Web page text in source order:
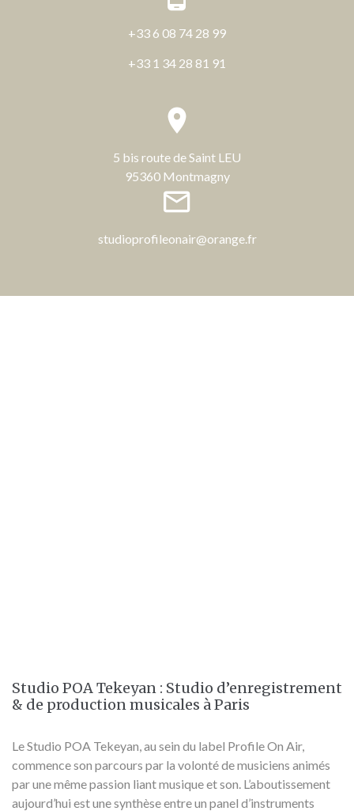
+33 6 08 74 28 99
+33 1 34 28 81 91
5 bis route de Saint LEU
95360 Montmagny
studioprofileonair@orange.fr
Studio POA Tekeyan : Studio d’enregistrement
& de production musicales à Paris
Le Studio POA Tekeyan, au sein du label Profile On Air,
commence son parcours par la volonté de musiciens animés
par une même passion liant musique et son. L’aboutissement
aujourd’hui est une synthèse entre un panel d’instruments